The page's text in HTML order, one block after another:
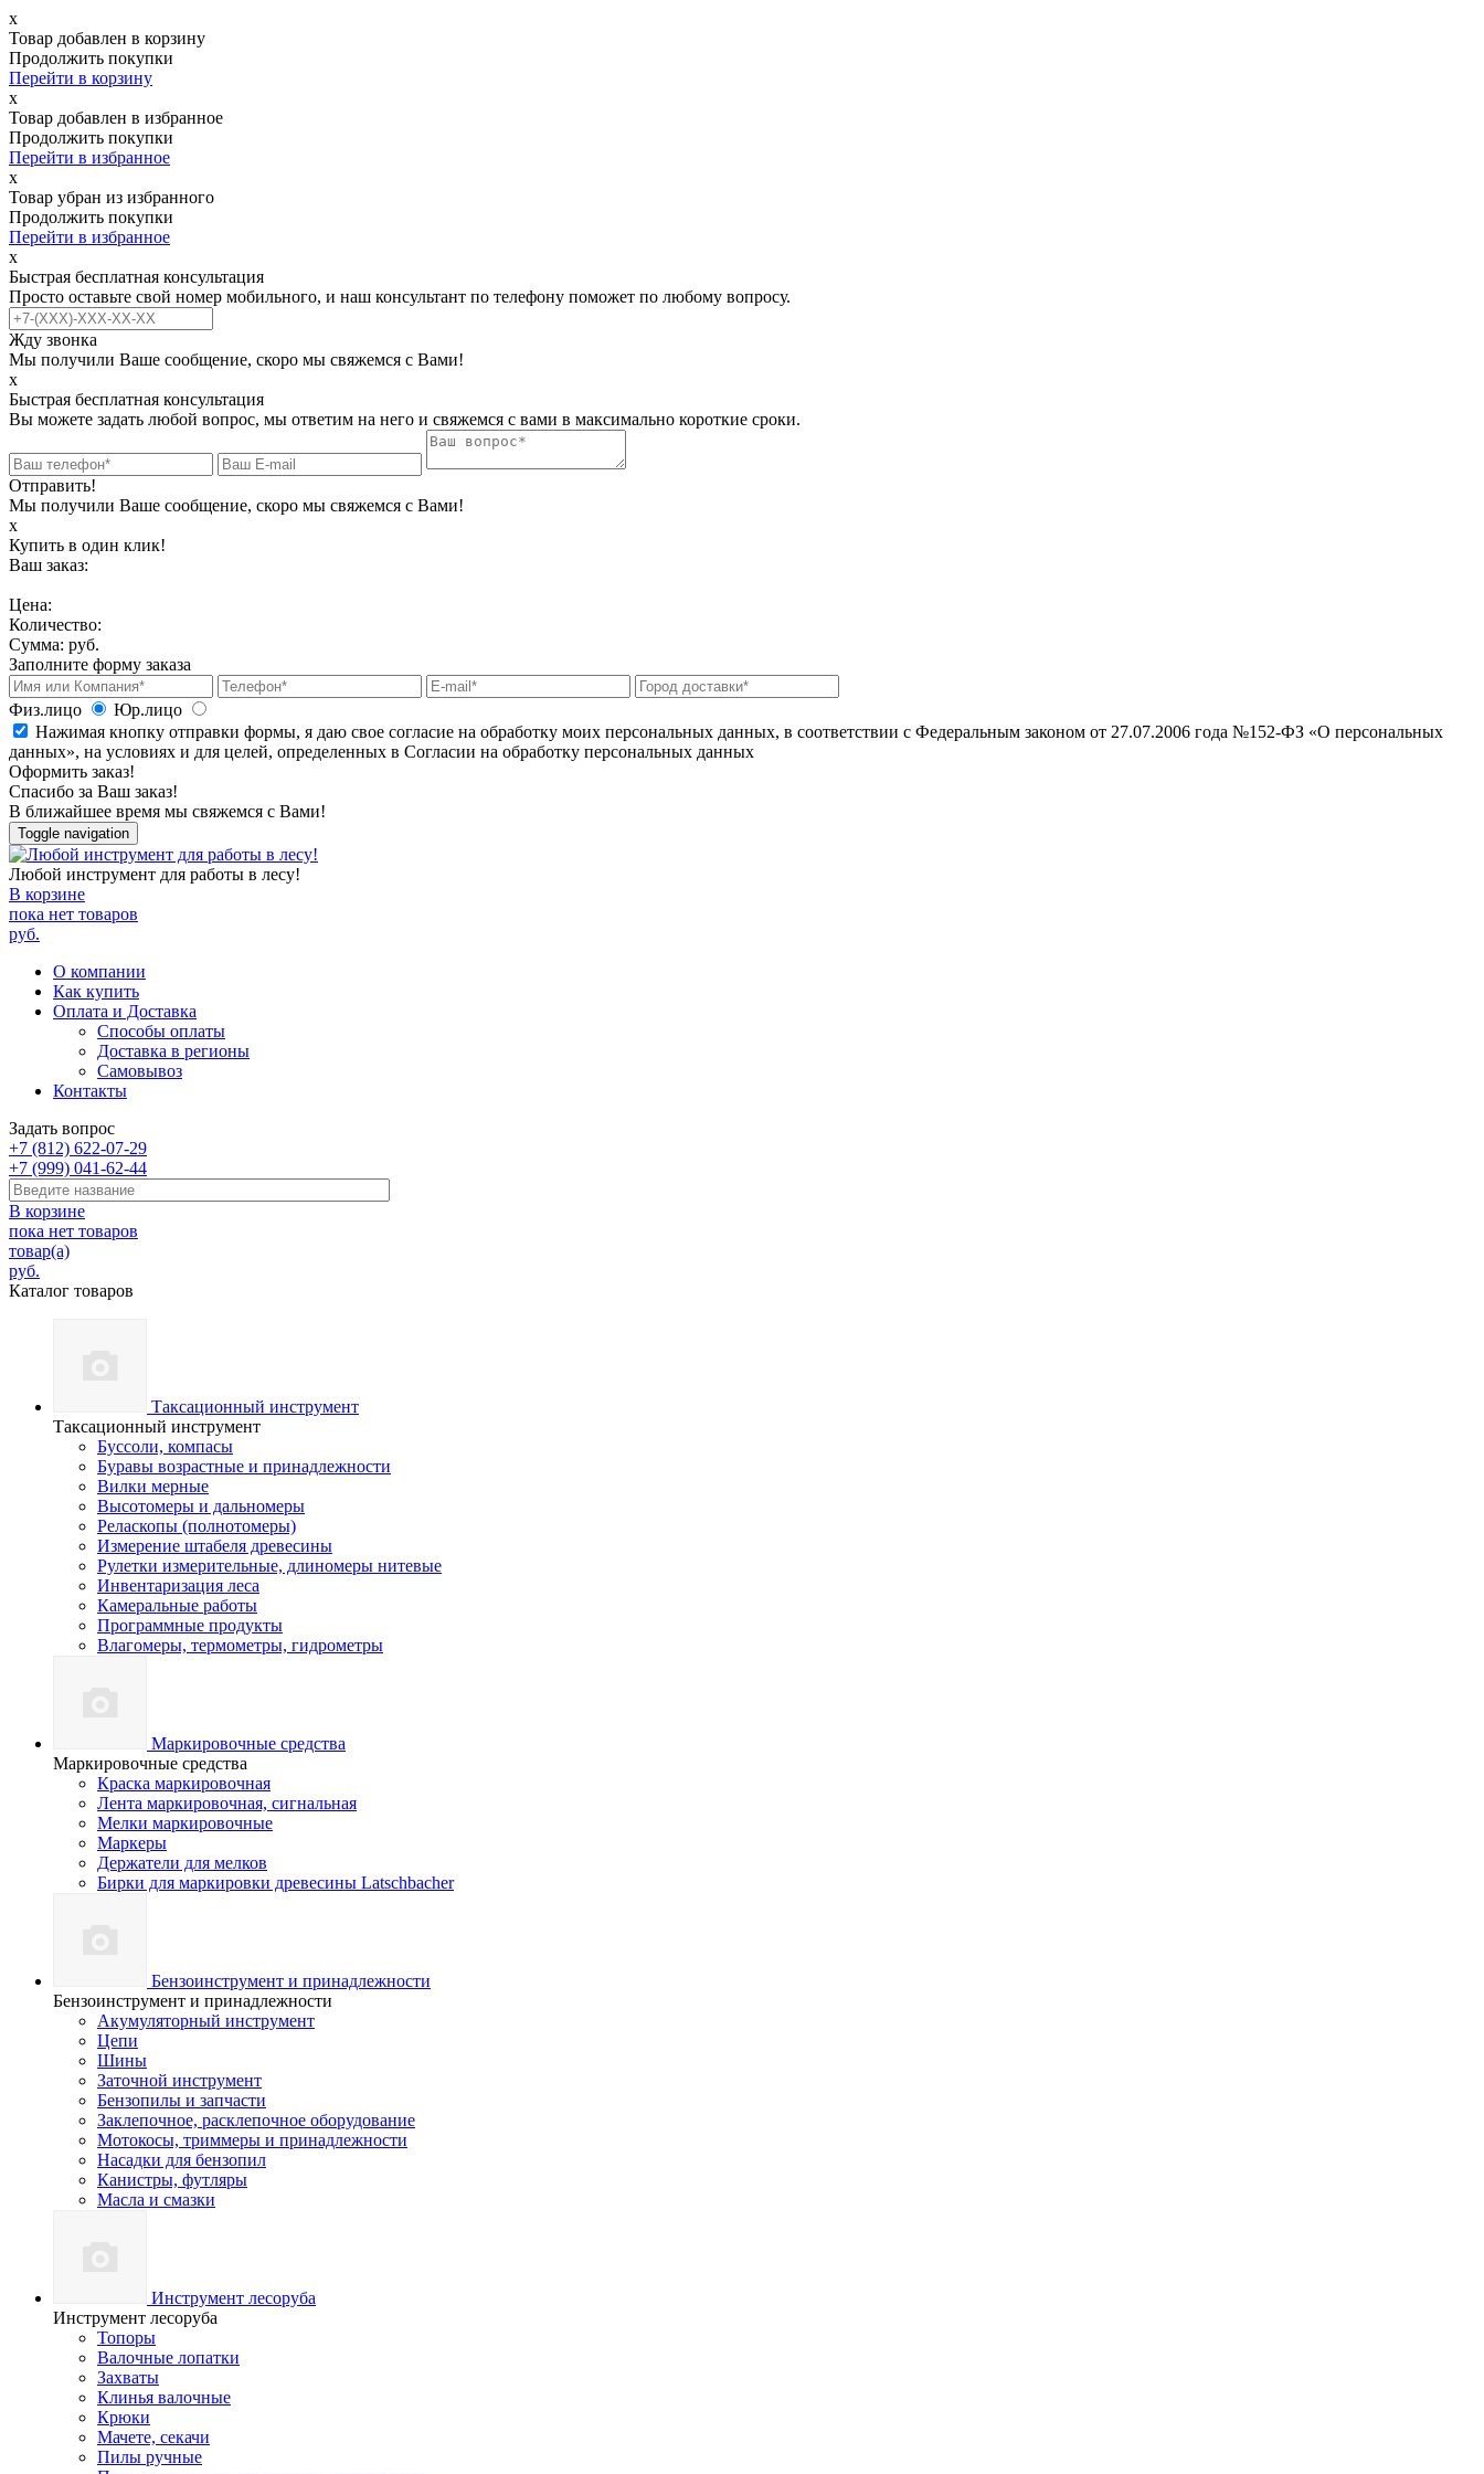
х
Товар добавлен в корзину
Продолжить покупки
Перейти в корзину
х
Товар добавлен в избранное
Продолжить покупки
Перейти в избранное
х
Товар убран из избранного
Продолжить покупки
Перейти в избранное
х
Быстрая бесплатная консультация
Просто оставьте свой номер мобильного, и наш консультант по телефону поможет по любому вопросу.
Жду звонка
Мы получили Ваше сообщение, скоро мы свяжемся с Вами!
х
Быстрая бесплатная консультация
Вы можете задать любой вопрос, мы ответим на него и свяжемся с вами в максимально короткие сроки.
Отправить!
Мы получили Ваше сообщение, скоро мы свяжемся с Вами!
х
Купить в один клик!
Ваш заказ:
Цена:
Количество:
Сумма: руб.
Заполните форму заказа
Физ.лицо
Юр.лицо
Нажимая кнопку отправки формы, я даю свое согласие на обработку моих персональных данных, в соответствии с Федеральным законом от 27.07.2006 года №152-ФЗ «О персональных
данных», на условиях и для целей, определенных в Согласии на обработку персональных данных
Оформить заказ!
Спасибо за Ваш заказ!
В ближайшее время мы свяжемся с Вами!
Toggle navigation
Любой инструмент для работы в лесу!
В корзине
пока нет товаров
руб.
О компании
Как купить
Оплата и Доставка
Способы оплаты
Доставка в регионы
Самовывоз
Контакты
Задать вопрос
+7 (812) 622-07-29
+7 (999) 041-62-44
В корзине
пока нет товаров
товар(а)
руб.
Каталог товаров
Таксационный инструмент
Таксационный инструмент
Буссоли, компасы
Буравы возрастные и принадлежности
Вилки мерные
Высотомеры и дальномеры
Реласкопы (полнотомеры)
Измерение штабеля древесины
Рулетки измерительные, длиномеры нитевые
Инвентаризация леса
Камеральные работы
Программные продукты
Влагомеры, термометры, гидрометры
Маркировочные средства
Маркировочные средства
Краска маркировочная
Лента маркировочная, сигнальная
Мелки маркировочные
Маркеры
Держатели для мелков
Бирки для маркировки древесины Latschbacher
Бензоинструмент и принадлежности
Бензоинструмент и принадлежности
Акумуляторный инструмент
Цепи
Шины
Заточной инструмент
Бензопилы и запчасти
Заклепочное, расклепочное оборудование
Мотокосы, триммеры и принадлежности
Насадки для бензопил
Канистры, футляры
Масла и смазки
Инструмент лесоруба
Инструмент лесоруба
Топоры
Валочные лопатки
Захваты
Клинья валочные
Крюки
Мачете, секачи
Пилы ручные